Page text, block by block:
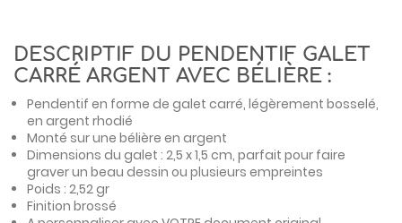
DESCRIPTIF DU PENDENTIF GALET
CARRÉ ARGENT AVEC BÉLIÈRE :
Pendentif en forme de galet carré, légèrement bosselé,
en argent rhodié
Monté sur une bélière en argent
Dimensions du galet : 2,5 x 1,5 cm, parfait pour faire
graver un beau dessin ou plusieurs empreintes
Poids : 2,52 gr
Finition brossé